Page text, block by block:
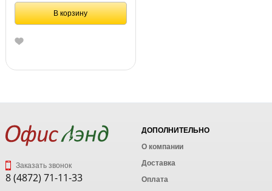
В корзину
Заказать звонок
8 (4872) 71-11-33
ДОПОЛНИТЕЛЬНО
О компании
Доставка
Оплата